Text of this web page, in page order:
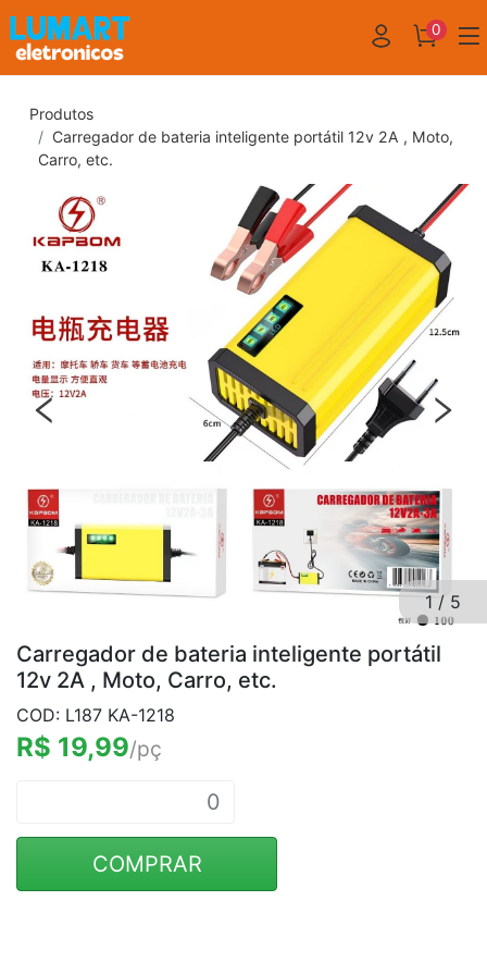
0
Produtos
Carregador de bateria inteligente portátil 12v 2A , Moto,
Carro, etc.
1 / 5
Carregador de bateria inteligente portátil
12v 2A , Moto, Carro, etc.
COD: L187 KA-1218
R$ 19,99/pç
COMPRAR